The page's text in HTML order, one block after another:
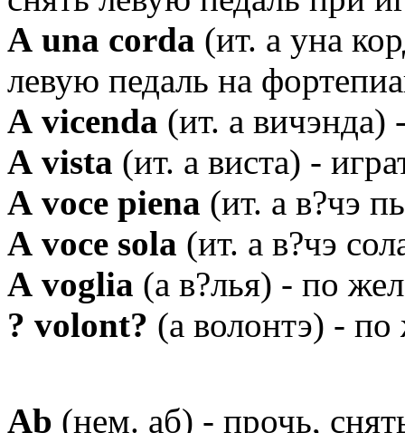
А una corda (ит. а уна
левую педаль на
А vicenda (ит. а вичэнда)
А vista (ит. а виста) -
А voce piena (ит. а в?чэ
А voce sola (ит. а в?чэ
А voglia (а в?лья) - по
? volont? (а волонтэ) -
Аb (нем. аб) - прочь,